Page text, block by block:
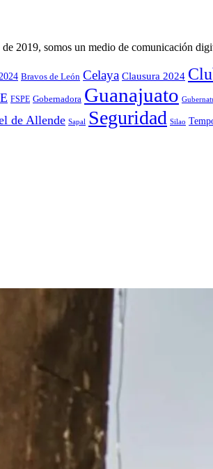
2019, somos un medio de comunicación
Bravos de León Celaya Clausura 2024
FSPE Gobernadora Guanajuato
de Allende Sapal Seguridad Silao